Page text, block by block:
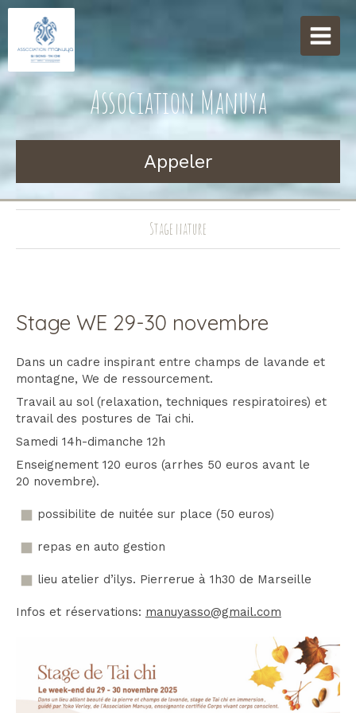
Association Manuya
Appeler
Stage nature
Stage WE 29-30 novembre
Dans un cadre inspirant entre champs de lavande et
montagne, We de ressourcement.
Travail au sol (relaxation, techniques respiratoires) et
travail des postures de Tai chi.
Samedi 14h-dimanche 12h
Enseignement 120 euros (arrhes 50 euros avant le
20 novembre).
possibilite de nuitée sur place (50 euros)
repas en auto gestion
lieu atelier d’ilys. Pierrerue à 1h30 de Marseille
Infos et réservations: manuyasso@gmail.com